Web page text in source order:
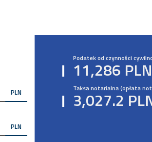
PLN
PLN
Podatek od czynności
11,286 PLN
Taksa notarialna (opłata
3,027.2